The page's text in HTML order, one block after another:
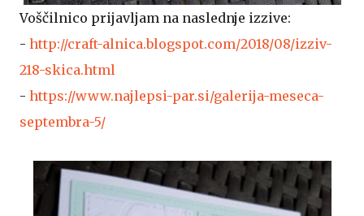
Voščilnico prijavljam na naslednje izzive:
- http://craft-alnica.blogspot.com/2018/08/izziv-
218-skica.html
- https://www.najlepsi-par.si/galerija-meseca-
septembra-5/